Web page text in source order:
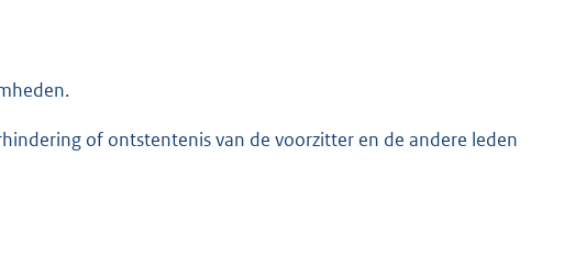
of ontstentenis van de voorzitter en de andere leden